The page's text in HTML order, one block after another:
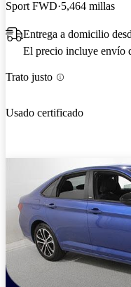
Sport FWD 5,464 millas
Entrega a domicilio
El precio incluye envío
Trato justo
Usado certificado